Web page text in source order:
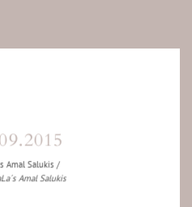
Amal Salukis /
Amal Salukis